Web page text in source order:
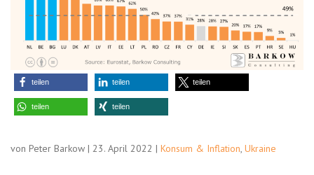
teilen teilen teilen
teilen teilen
von Peter Barkow | 23. April 2022 | Konsum & Inflation, Ukraine